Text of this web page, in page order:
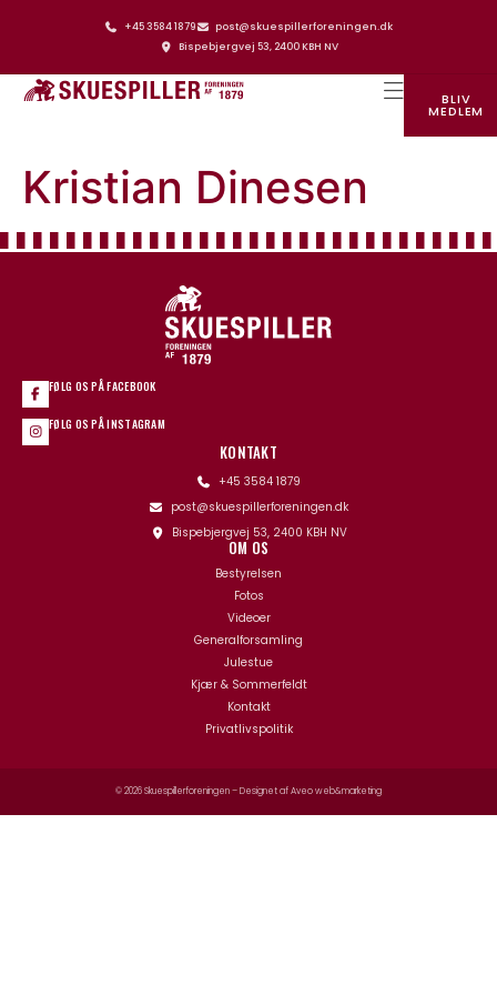
+45 3584 1879
post@skuespillerforeningen.dk
Bispebjergvej 53, 2400 KBH NV
BLIV
MEDLEM
Kristian Dinesen
FØLG OS PÅ FACEBOOK
FØLG OS PÅ INSTAGRAM
KONTAKT
+45 3584 1879
post@skuespillerforeningen.dk
Bispebjergvej 53, 2400 KBH NV
OM OS
Bestyrelsen
Fotos
Videoer
Generalforsamling
Julestue
Kjær & Sommerfeldt
Kontakt
Privatlivspolitik
© 2026 Skuespillerforeningen – Designet afAveo web&marketing